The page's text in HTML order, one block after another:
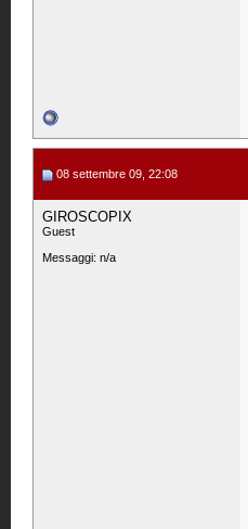
08 settembre 09, 22:08
GIROSCOPIX
Guest
Messaggi: n/a